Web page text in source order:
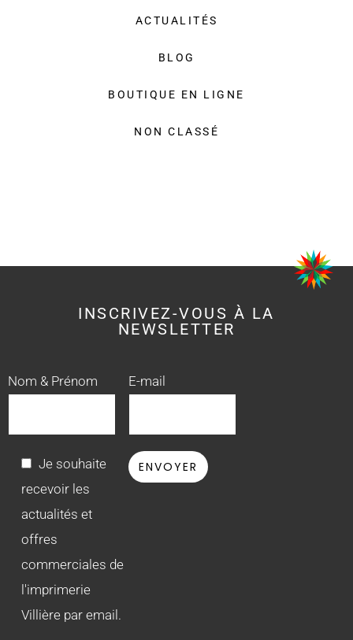
ACTUALITÉS
BLOG
BOUTIQUE EN LIGNE
NON CLASSÉ
INSCRIVEZ-VOUS À LA
NEWSLETTER
Nom & Prénom E-mail
Je souhaite
recevoir les
actualités et
offres
commerciales de
l'imprimerie
Villière par email.